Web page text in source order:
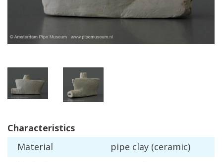
Characteristics
Material
pipe clay (ceramic)